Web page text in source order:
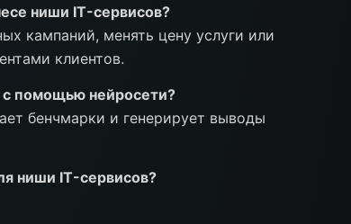
ниши IT-сервисов?
кампаний, менять цену услуги или
клиентов.
с помощью нейросети?
бенчмарки и генерирует выводы
ниши IT-сервисов?